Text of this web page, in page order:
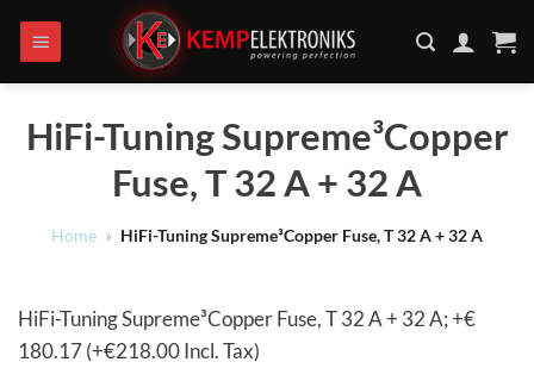
naar
inhoud
HiFi-Tuning Supreme³Copper
Fuse, T 32 A + 32 A
Home » HiFi-Tuning Supreme³Copper Fuse, T 32 A + 32 A
HiFi-Tuning Supreme³Copper Fuse, T 32 A + 32 A; +€
180.17 (+€218.00 Incl. Tax)